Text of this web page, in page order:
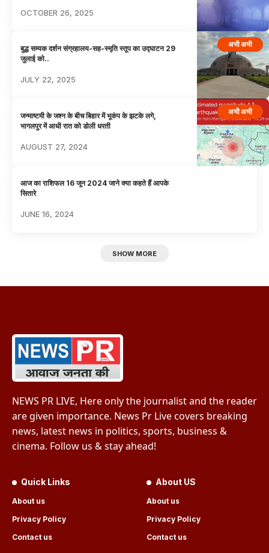
OCTOBER 26, 2025
अभी अभी
बुद्ध सम्यक दर्शन संग्रहालय-सह-स्मृति स्तूप का उद्घाटन 29
जुलाई को..
JULY 22, 2025
अभी अभी
जन्माष्टमी के जश्न के बीच बिहार में भूकंप के झटके लगे,
भागलपुर में आधी रात को डोली धरती
AUGUST 27, 2024
आज का राशिफल 16 जून 2024 जाने क्या कहते हैं आपके
सितारे
JUNE 16, 2024
SHOW MORE
NEWS PR LIVE, Here only the journalist and the reader
are given importance. News Pr Live covers breaking
news, latest news in politics, sports, business &
cinema. Follow us & stay ahead!
Quick Links
About us
Privacy Policy
Contact us
About US
About us
Privacy Policy
Contact us